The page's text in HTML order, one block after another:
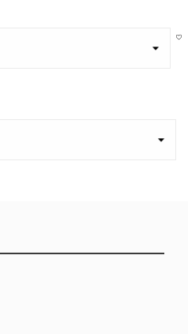
SU OPINIÓN